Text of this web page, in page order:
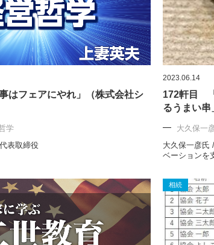
はフェアにやれ」（株式会社シ
学
表取締役
2023.06.14
172軒目
るうまい串
大久保一
大久保一彦氏
ベーションを
相続